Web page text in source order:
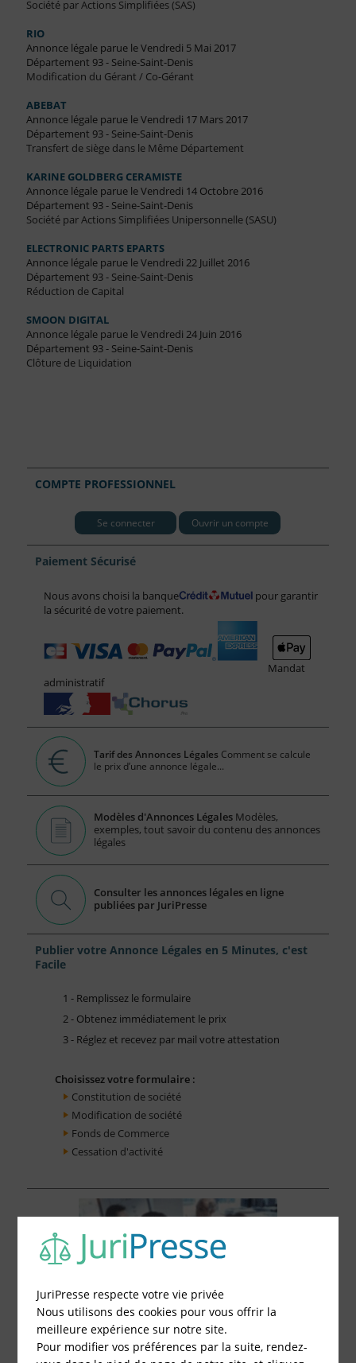
Société par Actions Simplifiées (SAS)
RIO
Annonce légale parue le Vendredi 5 Mai 2017
Département 93 - Seine-Saint-Denis
Modification du Gérant / Co-Gérant
ABEBAT
Annonce légale parue le Vendredi 17 Mars 2017
Département 93 - Seine-Saint-Denis
Transfert de siège dans le Même Département
KARINE GOLDBERG CERAMISTE
Annonce légale parue le Vendredi 14 Octobre 2016
Département 93 - Seine-Saint-Denis
Société par Actions Simplifiées Unipersonnelle (SASU)
ELECTRONIC PARTS EPARTS
Annonce légale parue le Vendredi 22 Juillet 2016
Département 93 - Seine-Saint-Denis
Réduction de Capital
SMOON DIGITAL
Annonce légale parue le Vendredi 24 Juin 2016
Département 93 - Seine-Saint-Denis
Clôture de Liquidation
COMPTE PROFESSIONNEL
Se connecter Ouvrir un compte
Paiement Sécurisé
Nous avons choisi la banque
pour garantir
la sécurité de votre paiement.
Mandat
administratif
Tarif des Annonces Légales Comment se calcule
le prix d’une annonce légale...
Modèles d'Annonces Légales Modèles,
exemples, tout savoir du contenu des annonces
légales
Consulter les annonces légales en ligne
publiées par JuriPresse
Publier votre Annonce Légales en 5 Minutes, c'est
Facile
1 - Remplissez le formulaire
2 - Obtenez immédiatement le prix
3 - Réglez et recevez par mail votre attestation
Choisissez votre formulaire :
Constitution de société
Modification de société
Fonds de Commerce
Cessation d'activité
JuriPresse respecte votre vie privée
Nous utilisons des cookies pour vous offrir la
meilleure expérience sur notre site.
Pour modifier vos préférences par la suite, rendez-